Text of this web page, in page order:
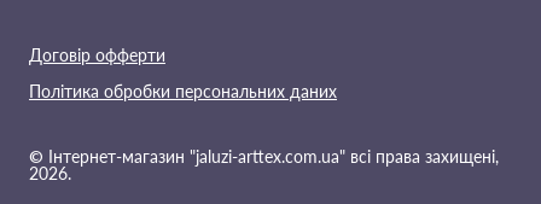
© Інтернет-магазин "jaluzi-arttex.com.ua" всі права захищені,
2026.
Договір офферти
Політика обробки персональних даних